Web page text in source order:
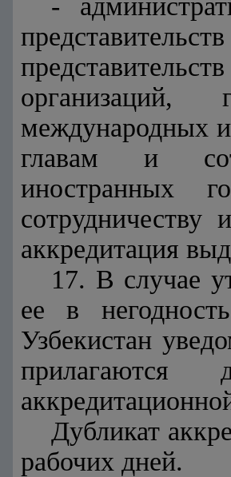
-
организаций,
международных
главам и
иностранных
аккредитация
17. В случае
ее в
Узбекистан
прилагаются
Дубликат
рабочих дней.